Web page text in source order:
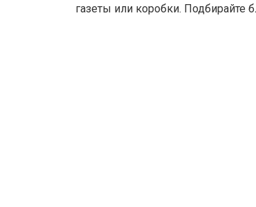
газеты или коробки. Подбирайте